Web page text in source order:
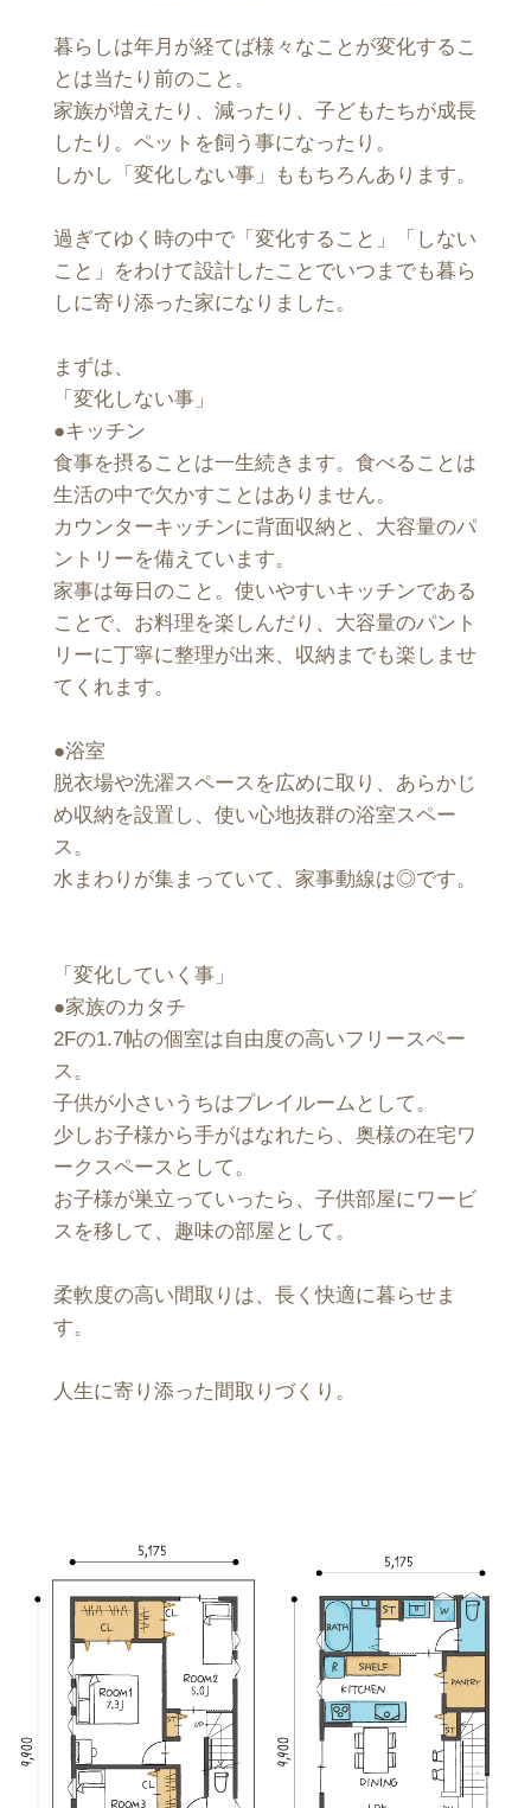
暮らしは年月が経てば様々なことが変化するこ
とは当たり前のこと。
家族が増えたり、減ったり、子どもたちが成長
したり。ペットを飼う事になったり。
しかし「変化しない事」ももちろんあります。
過ぎてゆく時の中で「変化すること」「しない
こと」をわけて設計したことでいつまでも暮ら
しに寄り添った家になりました。
まずは、
「変化しない事」
●キッチン
食事を摂ることは一生続きます。食べることは
生活の中で欠かすことはありません。
カウンターキッチンに背面収納と、大容量のパ
ントリーを備えています。
家事は毎日のこと。使いやすいキッチンである
ことで、お料理を楽しんだり、大容量のパント
リーに丁寧に整理が出来、収納までも楽しませ
てくれます。
●浴室
脱衣場や洗濯スペースを広めに取り、あらかじ
め収納を設置し、使い心地抜群の浴室スペー
ス。
水まわりが集まっていて、家事動線は◎です。
「変化していく事」
●家族のカタチ
2Fの1.7帖の個室は自由度の高いフリースペー
ス。
子供が小さいうちはプレイルームとして。
少しお子様から手がはなれたら、奥様の在宅ワ
ークスペースとして。
お子様が巣立っていったら、子供部屋にワービ
スを移して、趣味の部屋として。
柔軟度の高い間取りは、長く快適に暮らせま
す。
人生に寄り添った間取りづくり。